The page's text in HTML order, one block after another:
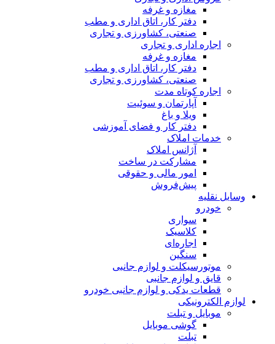
مغازه و غرفه
دفتر کار، اتاق اداری و مطب
صنعتی،‌ کشاورزی و تجاری
اجاره اداری و تجاری
مغازه و غرفه
دفتر کار، اتاق اداری و مطب
صنعتی،‌ کشاورزی و تجاری
اجاره کوتاه مدت
آپارتمان و سوئیت
ویلا و باغ
دفتر کار و فضای آموزشی
خدمات املاک
آژانس املاک
مشارکت در ساخت
امور مالی و حقوقی
پیش‌فروش
وسایل نقلیه
خودرو
سواری
کلاسیک
اجاره‌ای
سنگین
موتورسیکلت و لوازم جانبی
قایق و لوازم جانبی
قطعات یدکی و لوازم جانبی خودرو
لوازم الکترونیکی
موبایل و تبلت
گوشی موبایل
تبلت